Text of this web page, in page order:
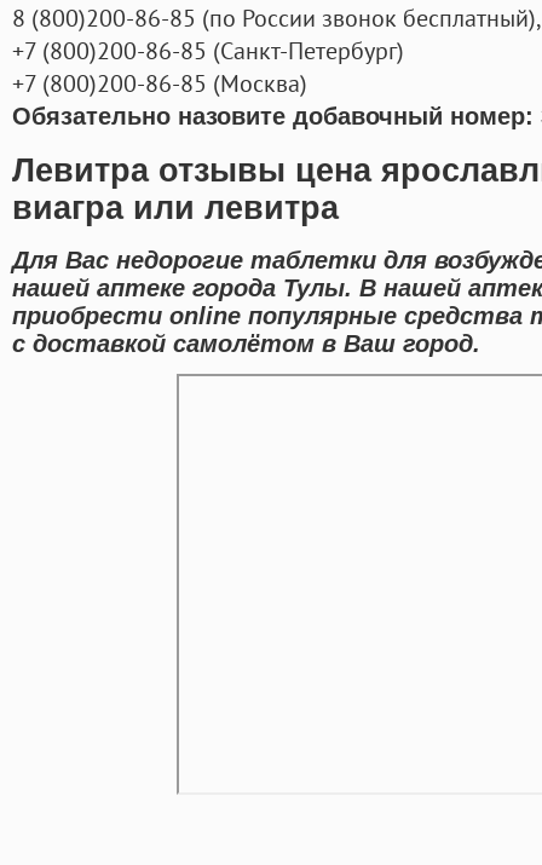
8 (800)200-86-85 (по России звонок бесплатный),
+7 (800)200-86-85 (Санкт-Петербург)
+7 (800)200-86-85 (Москва)
Обязательно назовите добавочный номер:
Левитра отзывы цена
виагра или левитра
Для Вас недорогие таблетки для
нашей аптеке города Тулы. В нашей
приобрести online популярные
с доставкой самолётом в Ваш город.